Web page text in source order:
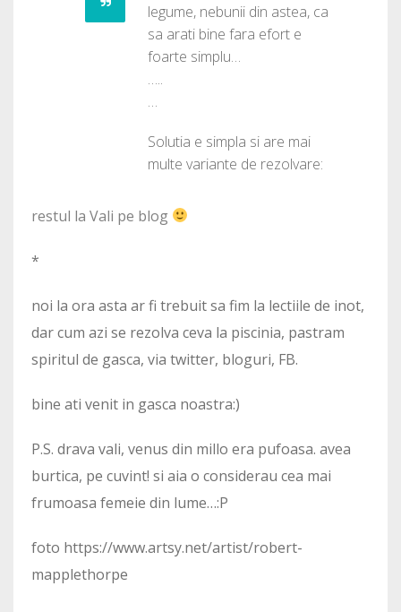
legume, nebunii din astea, ca
sa arati bine fara efort e
foarte simplu…
…..
…
Solutia e simpla si are mai
multe variante de rezolvare:
restul la Vali pe blog
*
noi la ora asta ar fi trebuit sa fim la lectiile de inot,
dar cum azi se rezolva ceva la piscinia, pastram
spiritul de gasca, via twitter, bloguri, FB.
bine ati venit in gasca noastra:)
P.S. drava vali, venus din millo era pufoasa. avea
burtica, pe cuvint! si aia o considerau cea mai
frumoasa femeie din lume…:P
foto https://www.artsy.net/artist/robert-
mapplethorpe